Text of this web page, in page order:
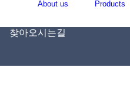
About us Products
찾아오시는길